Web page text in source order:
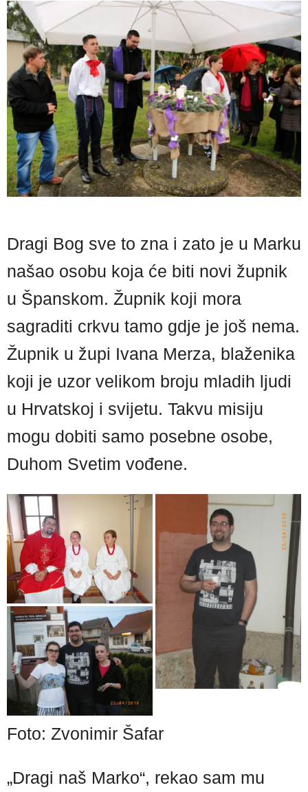
Dragi Bog sve to zna i zato je u Marku
našao osobu koja će biti novi župnik
u Španskom. Župnik koji mora
sagraditi crkvu tamo gdje je još nema.
Župnik u župi Ivana Merza, blaženika
koji je uzor velikom broju mladih ljudi
u Hrvatskoj i svijetu. Takvu misiju
mogu dobiti samo posebne osobe,
Duhom Svetim vođene.
Foto: Zvonimir Šafar
„Dragi naš Marko“, rekao sam mu